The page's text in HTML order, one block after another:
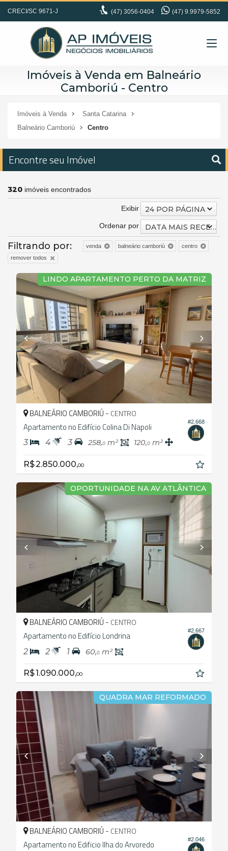
CRECI/SC 9671-J (47) 3056-0404 (47) 9.9979-5852
Imóveis à Venda em Balneário
Camboriú - Centro
Imóveis à Venda
Santa Catarina
Balneário Camboriú
Centro
Encontre seu Imóvel
320 imóveis encontrados
Exibir 24 POR PÁGINA
Ordenar por DATA MAIS RECENTE
Filtrando por: venda balneário camboriú
centro
remover todos
LINDO APARTAMENTO PERTO DA MATRIZ
#2.668
BALNEÁRIO CAMBORIÚ - CENTRO
Apartamento no Edifício Colina Di Napoli
3 4 3 258,0 m² 120,0 m²
R$ 2.850.000,00
OPORTUNIDADE NA AV ATLÂNTICA
#2.667
BALNEÁRIO CAMBORIÚ - CENTRO
Apartamento no Edifício Londrina
2 2 1 60,0 m²
R$ 1.090.000,00
QUADRA MAR REFORMADO
#2.046
BALNEÁRIO CAMBORIÚ - CENTRO
Apartamento no Edificio Ilha do Arvoredo